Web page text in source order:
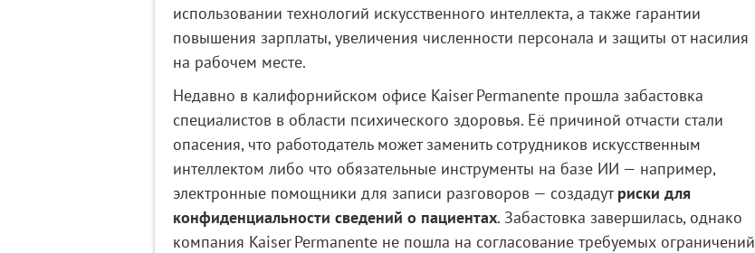
использовании технологий искусственного интеллекта, а также гарантии
повышения зарплаты, увеличения численности персонала и защиты от насилия
на рабочем месте.
Недавно в калифорнийском офисе Kaiser Permanente прошла забастовка
специалистов в области психического здоровья. Её причиной отчасти стали
опасения, что работодатель может заменить сотрудников искусственным
интеллектом либо что обязательные инструменты на базе ИИ — например,
электронные помощники для записи разговоров — создадутриски для
конфиденциальности сведений о пациентах. Забастовка завершилась, однако
компания Kaiser Permanente не пошла на согласование требуемых ограничений